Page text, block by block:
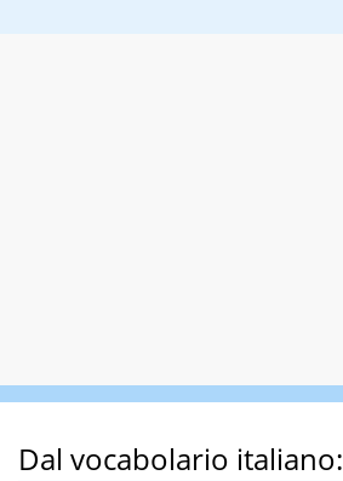
Dal vocabolario italiano: